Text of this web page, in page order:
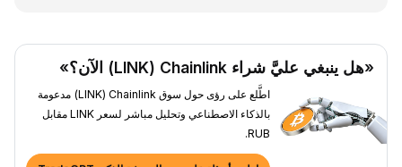
«هل ينبغي عليَّ شراء Chainlink ‏(LINK) الآن؟»
اطَّلع على رؤى حول سوق Chainlink ‏(LINK) مدعومة
بالذكاء الاصطناعي وتحليل مباشر لسعر LINK مقابل
RUB.